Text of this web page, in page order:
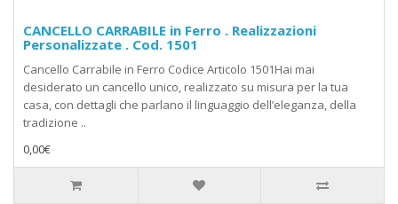
CANCELLO CARRABILE in Ferro . Realizzazioni
Personalizzate . Cod. 1501
Cancello Carrabile in Ferro Codice Articolo 1501Hai mai
desiderato un cancello unico, realizzato su misura per la tua
casa, con dettagli che parlano il linguaggio dell’eleganza, della
tradizione ..
0,00€